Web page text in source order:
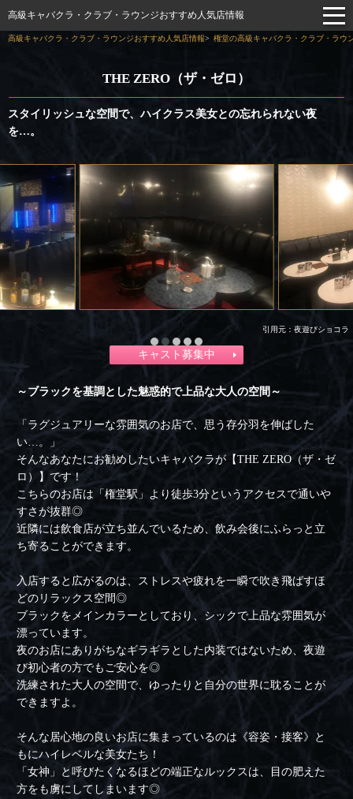
高級キャバクラ・クラブ・ラウンジおすすめ人気店情報
高級キャバクラ・クラブ・ラウンジおすすめ人気店情報 権堂の高級キャバクラ・クラブ・ラウ
THE ZERO（ザ・ゼロ）
スタイリッシュな空間で、ハイクラス美女との忘れられない夜
を…。
引用元：夜遊びショコラ
キャスト募集中
～ブラックを基調とした魅惑的で上品な大人の空間～
「ラグジュアリーな雰囲気のお店で、思う存分羽を伸ばした
い…。」
そんなあなたにお勧めしたいキャバクラが【THE ZERO（ザ・ゼ
ロ）】です！
こちらのお店は「権堂駅」より徒歩3分というアクセスで通いや
すさが抜群◎
近隣には飲食店が立ち並んでいるため、飲み会後にふらっと立
ち寄ることができます。
入店すると広がるのは、ストレスや疲れを一瞬で吹き飛ばすほ
どのリラックス空間◎
ブラックをメインカラーとしており、シックで上品な雰囲気が
漂っています。
夜のお店にありがちなギラギラとした内装ではないため、夜遊
び初心者の方でもご安心を◎
洗練された大人の空間で、ゆったりと自分の世界に耽ることが
できますよ。
そんな居心地の良いお店に集まっているのは《容姿・接客》と
もにハイレベルな美女たち！
「女神」と呼びたくなるほどの端正なルックスは、目の肥えた
方をも虜にしてしまいます◎